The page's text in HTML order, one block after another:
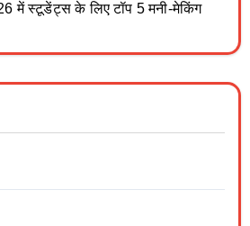
में स्टूडेंट्स के लिए टॉप 5 मनी-मेकिंग